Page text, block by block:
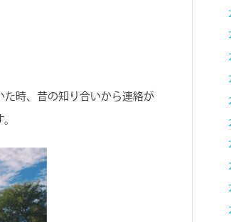
た時、昔の知り合いから連絡が